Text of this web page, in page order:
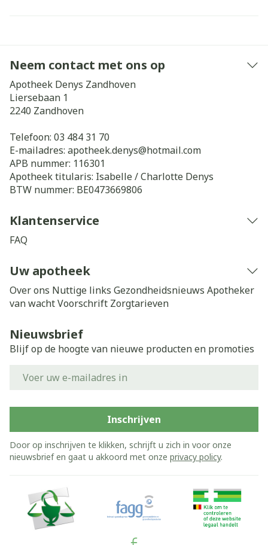
Neem contact met ons op
Apotheek Denys Zandhoven
Liersebaan 1
2240 Zandhoven
Telefoon: 03 484 31 70
E-mailadres: apotheek.denys@hotmail.com
APB nummer: 116301
Apotheek titularis: Isabelle / Charlotte Denys
BTW nummer: BE0473669806
Klantenservice
FAQ
Uw apotheek
Over ons Nuttige links Gezondheidsnieuws Apotheker
van wachtVoorschrift Zorgtarieven
Nieuwsbrief
Blijf op de hoogte van nieuwe producten en promoties
Inschrijven
Door op inschrijven te klikken, schrijft u zich in voor onze
nieuwsbrief en gaat u akkoord met onze privacy policy.